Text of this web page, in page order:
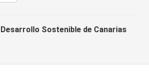
Sostenible de Canarias